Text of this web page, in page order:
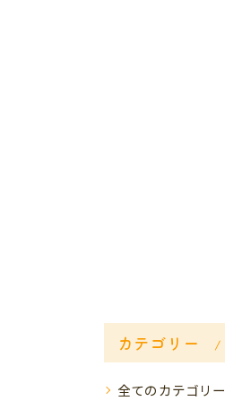
カテゴリー
全てのカテゴリー